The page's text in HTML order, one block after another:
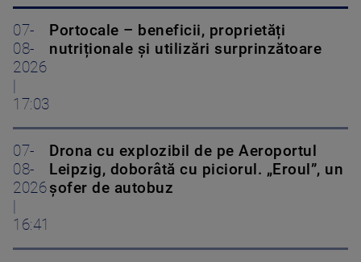
07-
08-
2026
17:03
Portocale – beneficii, proprietăți
nutriționale și utilizări surprinzătoare
07-
08-
2026
16:41
Drona cu explozibil de pe Aeroportul
Leipzig, doborâtă cu piciorul. „Eroul”, un
șofer de autobuz